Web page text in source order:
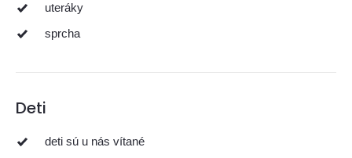
uteráky
sprcha
Deti
deti sú u nás vítané